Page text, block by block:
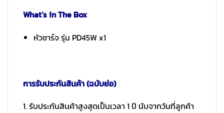
What’s in The Box
หัวชาร์จ รุ่น PD45W x1
การรับประกันสินค้า (ฉบับย่อ)
1. รับประกันสินค้าสูงสุดเป็นเวลา 1 ปี นับจากวันที่ลูกค้า